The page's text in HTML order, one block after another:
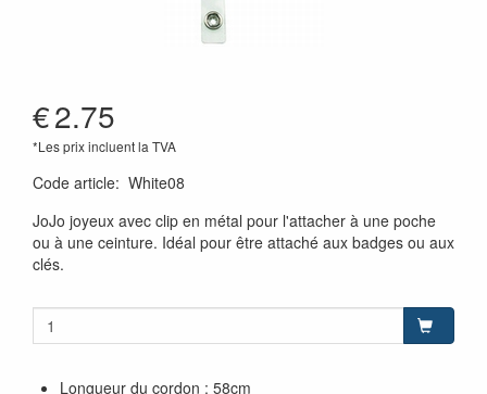
€2.75
*Les prix incluent la TVA
Code article: White08
JoJo joyeux avec clip en métal pour l'attacher à une poche
ou à une ceinture. Idéal pour être attaché aux badges ou aux
clés.
Longueur du cordon : 58cm